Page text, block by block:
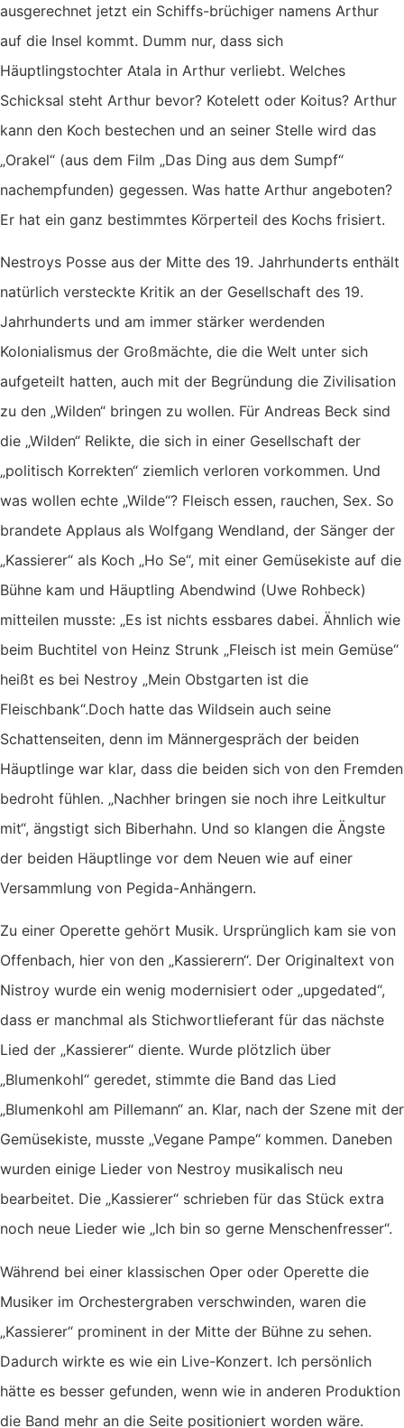
ausgerechnet jetzt ein Schiffs-brüchiger namens Arthur
auf die Insel kommt. Dumm nur, dass sich
Häuptlingstochter Atala in Arthur verliebt. Welches
Schicksal steht Arthur bevor? Kotelett oder Koitus? Arthur
kann den Koch bestechen und an seiner Stelle wird das
„Orakel“ (aus dem Film „Das Ding aus dem Sumpf“
nachempfunden) gegessen. Was hatte Arthur angeboten?
Er hat ein ganz bestimmtes Körperteil des Kochs frisiert.
Nestroys Posse aus der Mitte des 19. Jahrhunderts enthält
natürlich versteckte Kritik an der Gesellschaft des 19.
Jahrhunderts und am immer stärker werdenden
Kolonialismus der Großmächte, die die Welt unter sich
aufgeteilt hatten, auch mit der Begründung die Zivilisation
zu den „Wilden“ bringen zu wollen. Für Andreas Beck sind
die „Wilden“ Relikte, die sich in einer Gesellschaft der
„politisch Korrekten“ ziemlich verloren vorkommen. Und
was wollen echte „Wilde“? Fleisch essen, rauchen, Sex. So
brandete Applaus als Wolfgang Wendland, der Sänger der
„Kassierer“ als Koch „Ho Se“, mit einer Gemüsekiste auf die
Bühne kam und Häuptling Abendwind (Uwe Rohbeck)
mitteilen musste: „Es ist nichts essbares dabei. Ähnlich wie
beim Buchtitel von Heinz Strunk „Fleisch ist mein Gemüse“
heißt es bei Nestroy „Mein Obstgarten ist die
Fleischbank“.Doch hatte das Wildsein auch seine
Schattenseiten, denn im Männergespräch der beiden
Häuptlinge war klar, dass die beiden sich von den Fremden
bedroht fühlen. „Nachher bringen sie noch ihre Leitkultur
mit“, ängstigt sich Biberhahn. Und so klangen die Ängste
der beiden Häuptlinge vor dem Neuen wie auf einer
Versammlung von Pegida-Anhängern.
Zu einer Operette gehört Musik. Ursprünglich kam sie von
Offenbach, hier von den „Kassierern“. Der Originaltext von
Nistroy wurde ein wenig modernisiert oder „upgedated“,
dass er manchmal als Stichwortlieferant für das nächste
Lied der „Kassierer“ diente. Wurde plötzlich über
„Blumenkohl“ geredet, stimmte die Band das Lied
„Blumenkohl am Pillemann“ an. Klar, nach der Szene mit der
Gemüsekiste, musste „Vegane Pampe“ kommen. Daneben
wurden einige Lieder von Nestroy musikalisch neu
bearbeitet. Die „Kassierer“ schrieben für das Stück extra
noch neue Lieder wie „Ich bin so gerne Menschenfresser“.
Während bei einer klassischen Oper oder Operette die
Musiker im Orchestergraben verschwinden, waren die
„Kassierer“ prominent in der Mitte der Bühne zu sehen.
Dadurch wirkte es wie ein Live-Konzert. Ich persönlich
hätte es besser gefunden, wenn wie in anderen Produktion
die Band mehr an die Seite positioniert worden wäre.